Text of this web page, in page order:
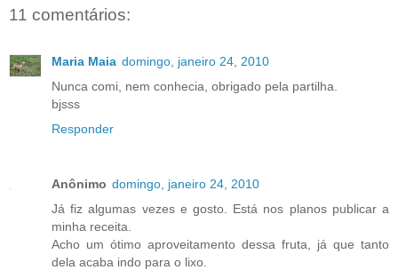
11 comentários:
Maria Maia domingo, janeiro 24, 2010
Nunca comi, nem conhecia, obrigado pela partilha.
bjsss
Responder
Anônimo domingo, janeiro 24, 2010
Já fiz algumas vezes e gosto. Está nos planos publicar a
minha receita.
Acho um ótimo aproveitamento dessa fruta, já que tanto
dela acaba indo para o lixo.